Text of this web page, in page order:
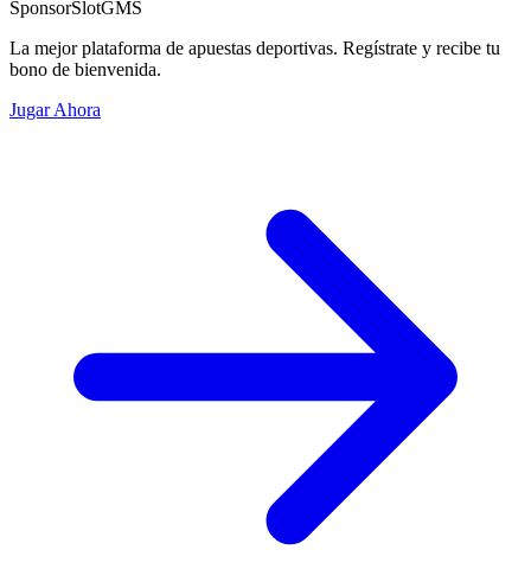
SponsorSlotGMS
La mejor plataforma de apuestas deportivas. Regístrate y recibe tu
bono de bienvenida.
Jugar Ahora